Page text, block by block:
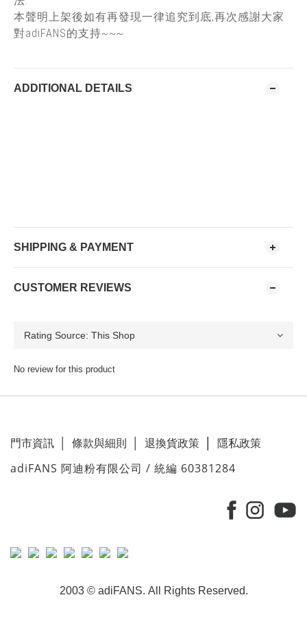
本聲明上架後如有再發現一律追究到底,再次感謝大家
對adiFANS的支持~~~
ADDITIONAL DETAILS
SHIPPING & PAYMENT
CUSTOMER REVIEWS
No review for this product
門市資訊 條款與細則 退換貨政策 隱私政策
adiFANS 阿迪粉有限公司 / 統編 60381284
2003 © adiFANS. All Rights Reserved.